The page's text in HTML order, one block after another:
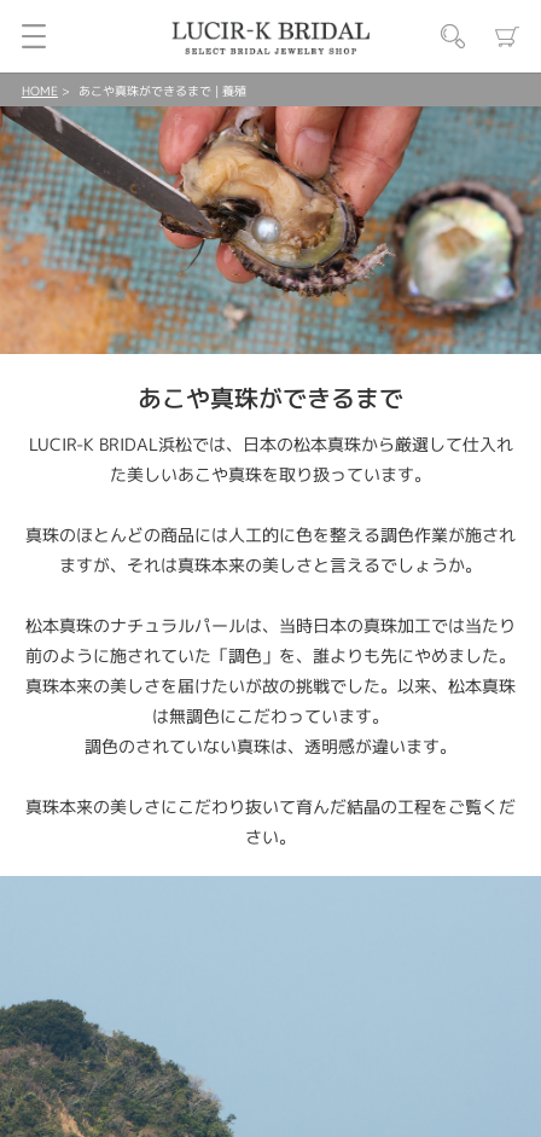
HOME あこや真珠ができるまで | 養殖
あこや真珠ができるまで
LUCIR-K BRIDAL浜松では、日本の松本真珠から厳選して仕入れ
た美しいあこや真珠を取り扱っています。
真珠のほとんどの商品には人工的に色を整える調色作業が施され
ますが、それは真珠本来の美しさと言えるでしょうか。
松本真珠のナチュラルパールは、当時日本の真珠加工では当たり
前のように施されていた「調色」を、誰よりも先にやめました。
真珠本来の美しさを届けたいが故の挑戦でした。以来、松本真珠
は無調色にこだわっています。
調色のされていない真珠は、透明感が違います。
真珠本来の美しさにこだわり抜いて育んだ結晶の工程をご覧くだ
さい。